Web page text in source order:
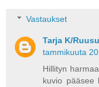
Vastaukset
Tarja K/
tammikuuta
Hillityn
kuvio pääsee